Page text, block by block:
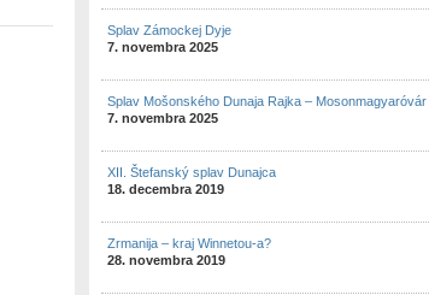
Splav Zámockej Dyje
7. novembra 2025
Splav Mošonského Dunaja Rajka – Mosonmagyaróvár
7. novembra 2025
XII. Štefanský splav Dunajca
18. decembra 2019
Zrmanija – kraj Winnetou-a?
28. novembra 2019